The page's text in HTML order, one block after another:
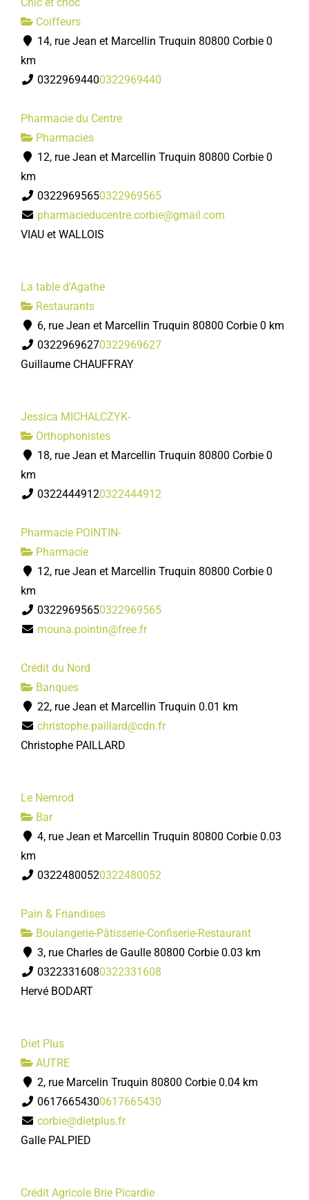
Coiffeurs
14, rue Jean et Marcellin Truquin 80800 Corbie 0
km
03229694400322969440
Pharmacie du Centre
Pharmacies
12, rue Jean et Marcellin Truquin 80800 Corbie 0
km
03229695650322969565
pharmacieducentre.corbie@gmail.com
VIAU et WALLOIS
La table d'Agathe
Restaurants
6, rue Jean et Marcellin Truquin 80800 Corbie 0 km
03229696270322969627
Guillaume CHAUFFRAY
Jessica MICHALCZYK-
Orthophonistes
18, rue Jean et Marcellin Truquin 80800 Corbie 0
km
03224449120322444912
Pharmacie POINTIN-
Pharmacie
12, rue Jean et Marcellin Truquin 80800 Corbie 0
km
03229695650322969565
mouna.pointin@free.fr
Crédit du Nord
Banques
22, rue Jean et Marcellin Truquin 0.01 km
christophe.paillard@cdn.fr
Christophe PAILLARD
Le Nemrod
Bar
4, rue Jean et Marcellin Truquin 80800 Corbie 0.03
km
03224800520322480052
Pain & Friandises
Boulangerie-Pâtisserie-Confiserie-Restaurant
3, rue Charles de Gaulle 80800 Corbie 0.03 km
03223316080322331608
Hervé BODART
Diet Plus
AUTRE
2, rue Marcelin Truquin 80800 Corbie 0.04 km
06176654300617665430
corbie@dietplus.fr
Galle PALPIED
Crédit Agricole Brie Picardie